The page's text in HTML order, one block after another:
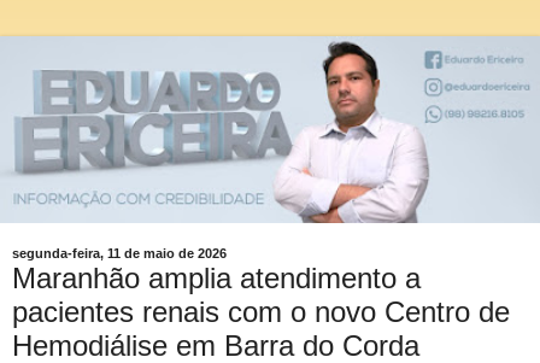
segunda-feira, 11 de maio de 2026
Maranhão amplia atendimento a
pacientes renais com o novo Centro de
Hemodiálise em Barra do Corda